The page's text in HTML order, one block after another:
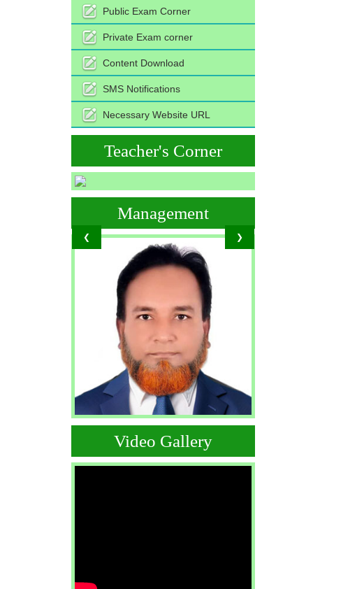
Public Exam Corner
Private Exam corner
Content Download
SMS Notifications
Necessary Website URL
Teacher's Corner
❮ ❯
Management
Video Gallery